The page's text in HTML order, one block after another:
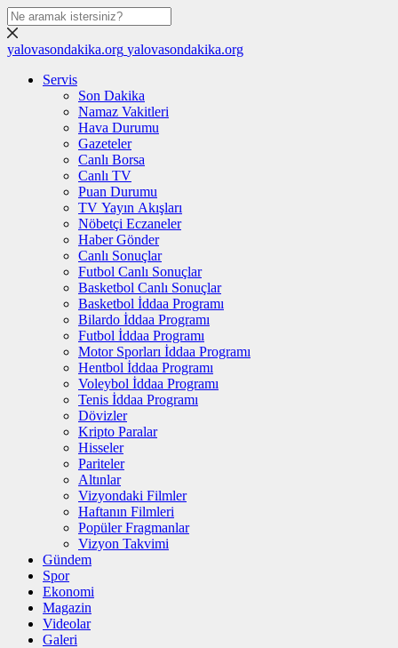
yalovasondakika.org yalovasondakika.org
Servis
Son Dakika
Namaz Vakitleri
Hava Durumu
Gazeteler
Canlı Borsa
Canlı TV
Puan Durumu
TV Yayın Akışları
Nöbetçi Eczaneler
Haber Gönder
Canlı Sonuçlar
Futbol Canlı Sonuçlar
Basketbol Canlı Sonuçlar
Basketbol İddaa Programı
Bilardo İddaa Programı
Futbol İddaa Programı
Motor Sporları İddaa Programı
Hentbol İddaa Programı
Voleybol İddaa Programı
Tenis İddaa Programı
Dövizler
Kripto Paralar
Hisseler
Pariteler
Altınlar
Vizyondaki Filmler
Haftanın Filmleri
Popüler Fragmanlar
Vizyon Takvimi
Gündem
Spor
Ekonomi
Magazin
Videolar
Galeri